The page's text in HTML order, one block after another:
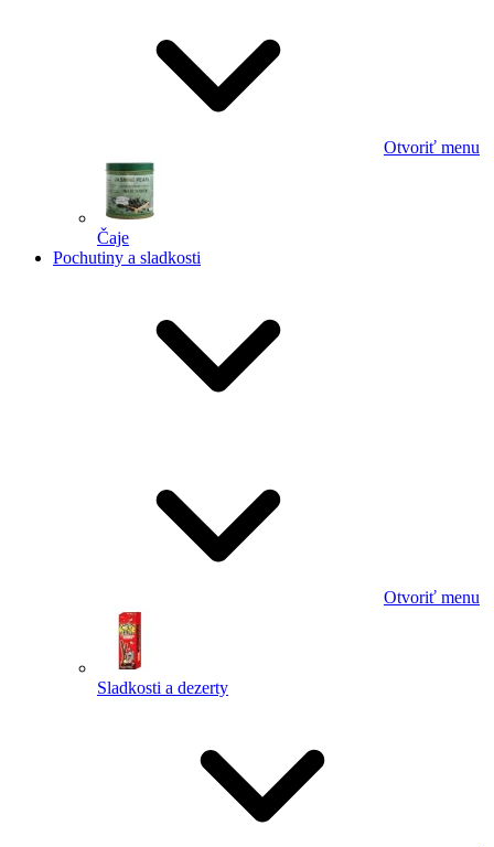
Otvoriť menu
Čaje
Pochutiny a sladkosti
Otvoriť menu
Sladkosti a dezerty